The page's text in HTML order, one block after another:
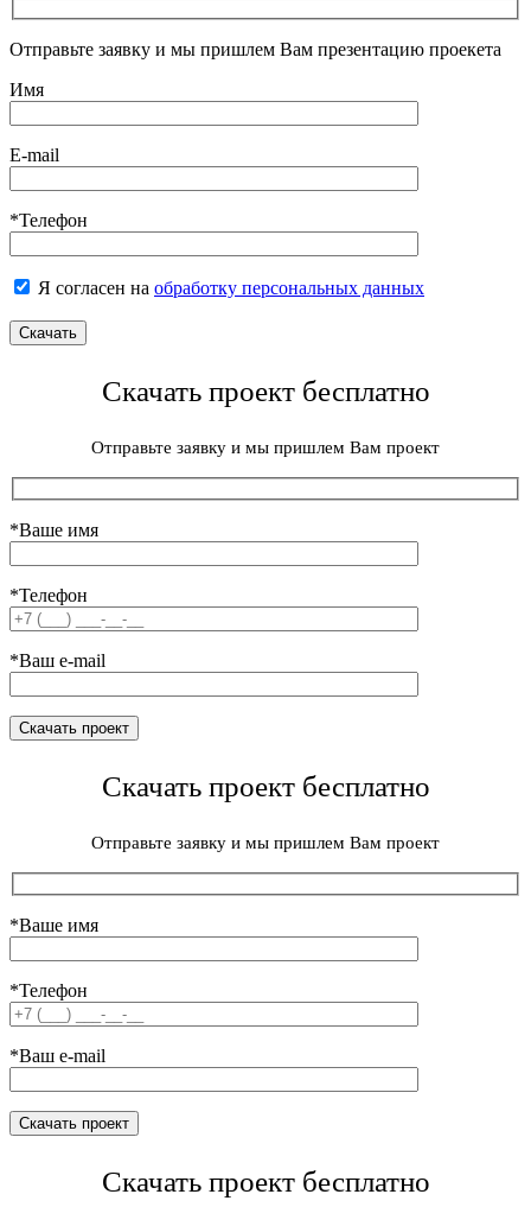
Отправьте заявку и мы пришлем Вам презентацию проекета
Имя
E-mail
*Телефон
Я согласен на обработку персональных данных
Скачать проект бесплатно
Отправьте заявку и мы пришлем Вам проект
*Ваше имя
*Телефон
*Ваш e-mail
Скачать проект бесплатно
Отправьте заявку и мы пришлем Вам проект
*Ваше имя
*Телефон
*Ваш e-mail
Скачать проект бесплатно